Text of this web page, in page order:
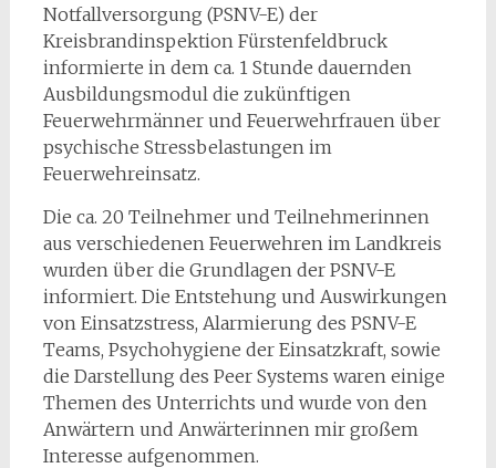
Notfallversorgung (PSNV-E) der
Kreisbrandinspektion Fürstenfeldbruck
informierte in dem ca. 1 Stunde dauernden
Ausbildungsmodul die zukünftigen
Feuerwehrmänner und Feuerwehrfrauen über
psychische Stressbelastungen im
Feuerwehreinsatz.
Die ca. 20 Teilnehmer und Teilnehmerinnen
aus verschiedenen Feuerwehren im Landkreis
wurden über die Grundlagen der PSNV-E
informiert. Die Entstehung und Auswirkungen
von Einsatzstress, Alarmierung des PSNV-E
Teams, Psychohygiene der Einsatzkraft, sowie
die Darstellung des Peer Systems waren einige
Themen des Unterrichts und wurde von den
Anwärtern und Anwärterinnen mir großem
Interesse aufgenommen.